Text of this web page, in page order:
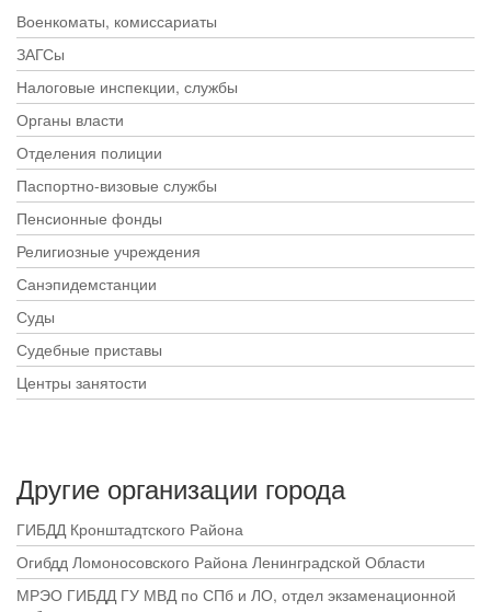
Военкоматы, комиссариаты
ЗАГСы
Налоговые инспекции, службы
Органы власти
Отделения полиции
Паспортно-визовые службы
Пенсионные фонды
Религиозные учреждения
Санэпидемстанции
Суды
Судебные приставы
Центры занятости
Другие организации города
ГИБДД Кронштадтского Района
Огибдд Ломоносовского Района Ленинградской Области
МРЭО ГИБДД ГУ МВД по СПб и ЛО, отдел экзаменационной